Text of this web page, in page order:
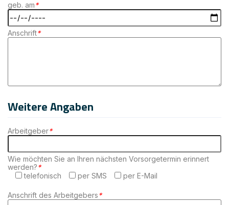
geb. am*
Anschrift*
Weitere Angaben
Arbeitgeber*
Wie möchten Sie an Ihren nächsten Vorsorgetermin erinnert
werden?*
telefonisch
per SMS per E-Mail
Anschrift des Arbeitgebers*